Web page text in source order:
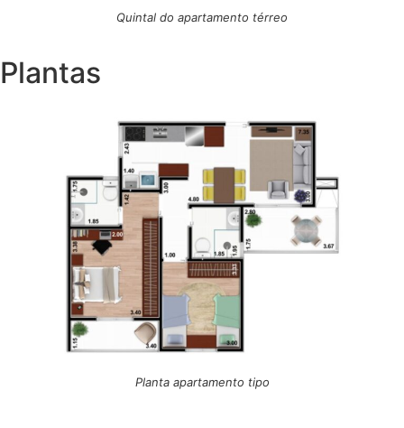
Quintal do apartamento térreo
Plantas
Planta apartamento tipo